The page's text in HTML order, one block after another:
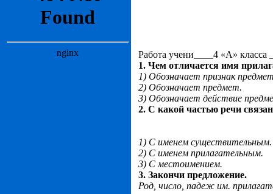
Работа учени____4 «А» класса
1. Чем отличается имя
1) Обозначает признак
2) Обозначает предмет.
3) Обозначает действие
2. С какой частью речи
1) С именем существительным.
2) С именем прилагательным.
3) С местоимением.
3. Закончи предложение.
Род, число, падеж им.